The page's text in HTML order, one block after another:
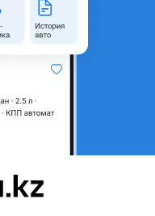
(HD)
фильтр